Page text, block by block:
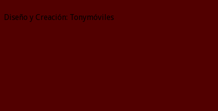
Diseño y Creación: Tonymóviles